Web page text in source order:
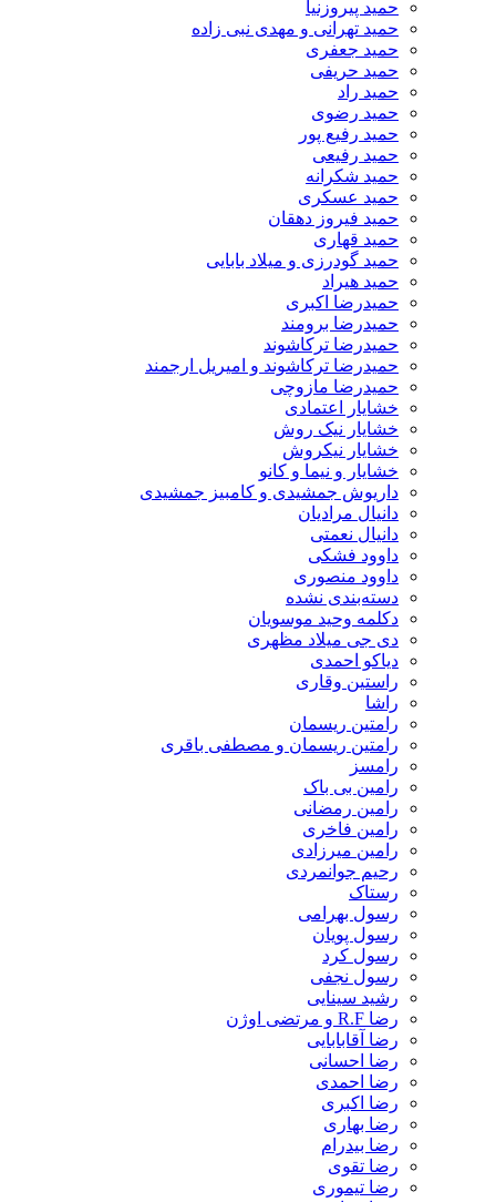
حمید پیروزنیا
حمید تهرانی و مهدی نبی زاده
حمید جعفری
حمید حریفی
حمید راد
حمید رضوی
حمید رفیع پور
حمید رفیعی
حمید شکرانه
حمید عسکری
حمید فیروز دهقان
حمید قهاری
حمید گودرزی و میلاد بابایی
حمید هیراد
حمیدرضا اکبری
حمیدرضا برومند
حمیدرضا ترکاشوند
حمیدرضا ترکاشوند و امیریل ارجمند
حمیدرضا مازوچی
خشایار اعتمادی
خشایار نیک روش
خشایار نیکروش
خشایار و نیما و کانو
داریوش جمشیدی و کامبیز جمشیدی
دانیال مرادیان
دانیال نعمتی
داوود فشکی
داوود منصوری
دسته‌بندی نشده
دکلمه وحید موسویان
دی جی میلاد مظهری
دیاکو احمدی
راستین وقاری
راشا
رامتین ریسمان
رامتین ریسمان و مصطفی باقری
رامسز
رامین بی باک
رامین رمضانی
رامین فاخری
رامین میرزادی
رحیم جوانمردی
رستاک
رسول بهرامی
رسول پویان
رسول کرد
رسول نجفی
رشید سینایی
رضا R.F و مرتضی اوژن
رضا آقابابایی
رضا احسانی
رضا احمدی
رضا اکبری
رضا بهاری
رضا بیدرام
رضا تقوی
رضا تیموری